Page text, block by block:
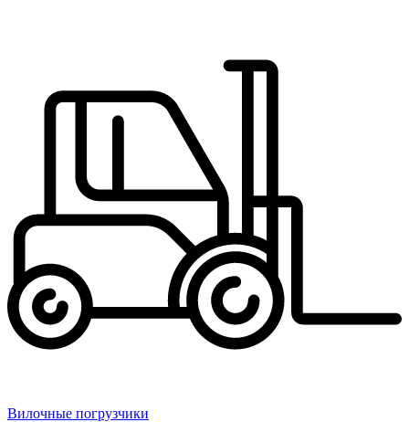
Вилочные погрузчики